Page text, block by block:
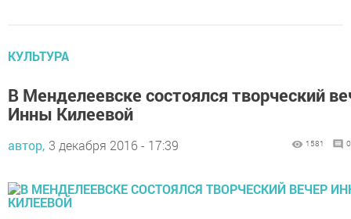
КУЛЬТУРА
В Менделеевске состоялся творческий
Инны Килеевой
автор, 3 декабря 2016 - 17:39 1581 0